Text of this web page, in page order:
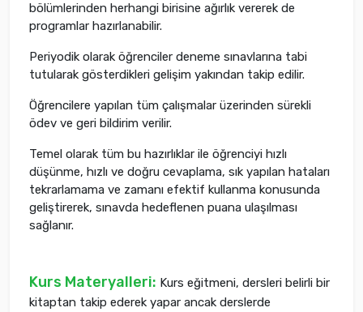
bölümlerinden herhangi birisine ağırlık vererek de
programlar hazırlanabilir.
Periyodik olarak öğrenciler deneme sınavlarına tabi
tutularak gösterdikleri gelişim yakından takip edilir.
Öğrencilere yapılan tüm çalışmalar üzerinden sürekli
ödev ve geri bildirim verilir.
Temel olarak tüm bu hazırlıklar ile öğrenciyi hızlı
düşünme, hızlı ve doğru cevaplama, sık yapılan hataları
tekrarlamama ve zamanı efektif kullanma konusunda
geliştirerek, sınavda hedeflenen puana ulaşılması
sağlanır.
Kurs Materyalleri: Kurs eğitmeni, dersleri belirli bir
kitaptan takip ederek yapar ancak derslerde